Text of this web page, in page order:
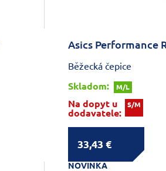
Asics Performance
Běžecká čepice
Skladom:
M/L
Na dopyt u
dodavatele:
S/M
33,43 €
NOVINKA